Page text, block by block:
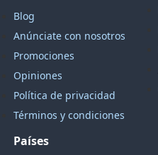
Blog
Anúnciate con nosotros
Promociones
Opiniones
Política de privacidad
Términos y condiciones
Países